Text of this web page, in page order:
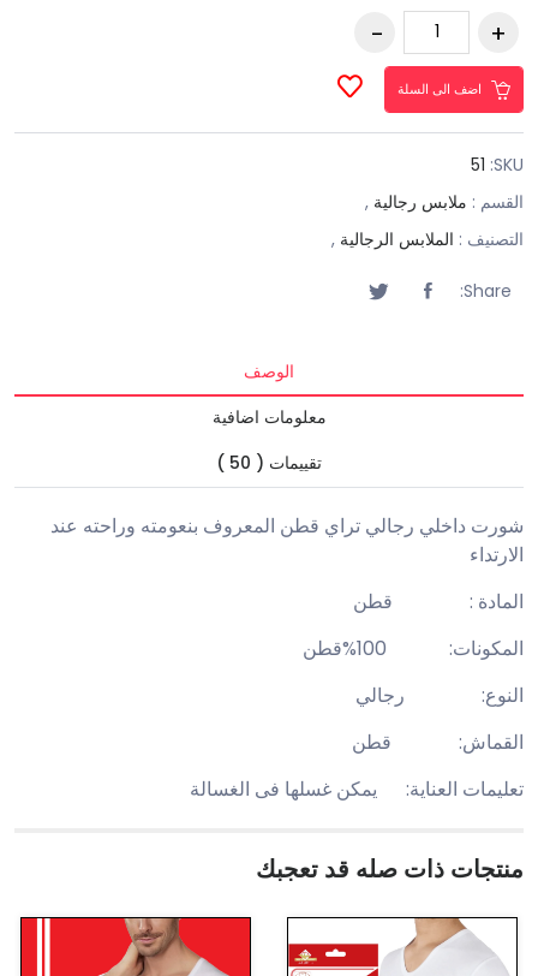
اضف الى السلة
SKU:
51
القسم : ملابس رجالية ,
التصنيف : الملابس الرجالية ,
Share:
الوصف
معلومات اضافية
تقييمات ( 50 )
شورت داخلي رجالي تراي قطن المعروف بنعومته وراحته عند
الارتداء
المادة : قطن
المكونات: 100%قطن
النوع: رجالي
القماش: قطن
تعليمات العناية: يمكن غسلها فى الغسالة
منتجات ذات صله قد تعجبك